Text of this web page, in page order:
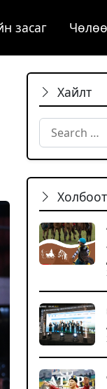
засаг
Хайлт
Search for: